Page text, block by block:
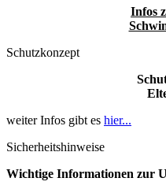
Infos
Schutzkonzept
weiter Infos gibt es hier...
Sicherheitshinweise
Wichtige Informationen zur